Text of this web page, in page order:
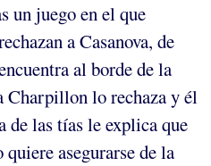
un juego en el que
a Casanova, de
al borde de la
Charpillon lo rechaza y él
de las tías le explica que
asegurarse de la